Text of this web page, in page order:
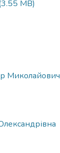
MB)
Миколайович